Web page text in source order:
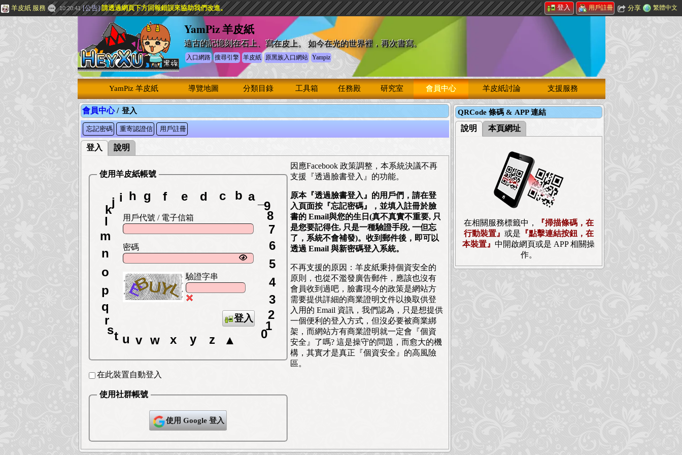
羊皮紙 服務 10:20:41 [公告]請透過網頁下方回報錯誤來協助我們改進。 登入 用戶註冊 分享 繁體中文
YamPiz 羊皮紙
遠古的記憶刻在石上、寫在皮上。 如今在光的世界裡，再次書寫。
入口網路 搜尋引擎 羊皮紙 原黑族入口網站 Yampiz
YamPiz 羊皮紙 導覽地圖 分類目錄 工具箱 任務殿 研究室 會員中心 羊皮紙討論 支援服務
會員中心/ 登入
忘記密碼 重寄認證信 用戶註冊
登入 說明
使用羊皮紙帳號
0
1
2
3
6
7
8
9
_
a
b
g
h
j
k
l
m
n
o
p
q
r
st u w ▲
用戶代號 / 電子信箱
密碼
驗證字串
登入
在此裝置自動登入
使用社群帳號
使用 Google 登入
因應Facebook 政策調整，本系統決議不再
支援『透過臉書登入』的功能。
原本『透過臉書登入』的用戶們，請在登
入頁面按『忘記密碼』，並填入註冊於臉
書的 Email與您的生日(真不真實不重要, 只
是您要記得住, 只是一種驗證手段, 一但忘
了，系統不會補發)。收到郵件後，即可以
透過 Email 與新密碼登入系統。
不再支援的原因：羊皮紙秉持個資安全的
原則，也從不濫發廣告郵件，應該也沒有
會員收到過吧，臉書現今的政策是網站方
需要提供詳細的商業證明文件以換取供登
入用的 Email 資訊，我們認為，只是想提供
一個便利的登入方式，但沒必要被商業綁
架，而網站方有商業證明就一定會『個資
安全』了嗎? 這是操守的問題，而愈大的機
構，其實才是真正『個資安全』的高風險
區。
QRCode 條碼 & APP 連結
說明 本頁網址
在相關服務標籤中，
『掃描條碼，在
行動裝置』 或是 『點擊連結按鈕，在
本裝置』 中開啟網頁或是 APP 相關操
作。